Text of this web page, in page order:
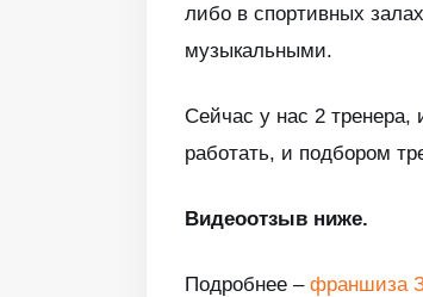
либо в спортивных
музыкальными.
Сейчас у нас 2 тренера,
работать, и подбором
Видеоотзыв ниже.
Подробнее – франшиза